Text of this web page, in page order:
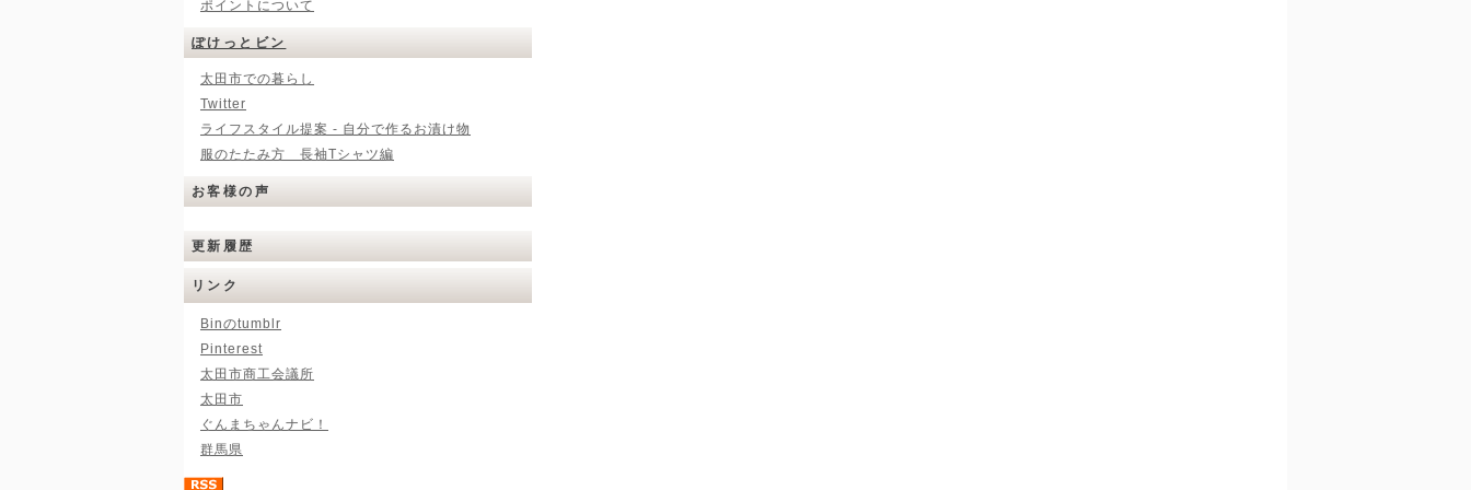
ポイントについて
ぽけっとビン
太田市での暮らし
Twitter
ライフスタイル提案 - 自分で作るお漬け物
服のたたみ方 長袖Tシャツ編
お客様の声
更新履歴
リンク
Binのtumblr
Pinterest
太田市商工会議所
太田市
ぐんまちゃんナビ！
群馬県